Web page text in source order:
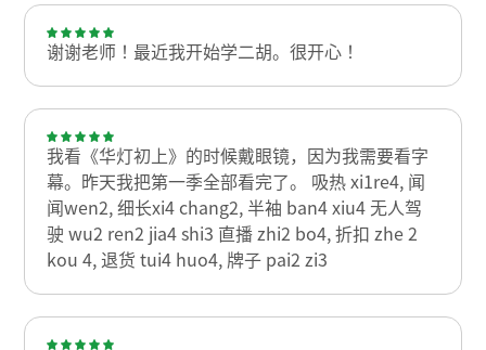
谢谢老师！最近我开始学二胡。很开心！
我看《华灯初上》的时候戴眼镜，因为我需要看字
幕。昨天我把第一季全部看完了。 吸热 xi1re4, 闻
闻wen2, 细长xi4 chang2, 半袖 ban4 xiu4 无人驾
驶 wu2 ren2 jia4 shi3 直播 zhi2 bo4, 折扣 zhe 2
kou 4, 退货 tui4 huo4, 牌子 pai2 zi3